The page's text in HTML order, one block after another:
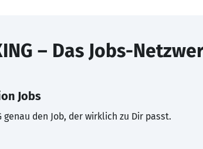
– Das Jobs-
Jobs
genau den Job, der wirklich zu Dir passt.